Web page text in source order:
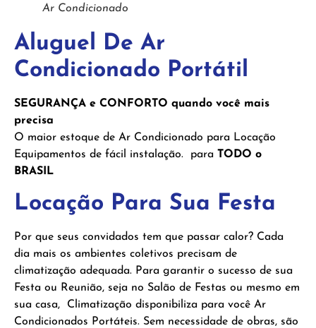
Ar Condicionado
Aluguel De Ar
Condicionado Portátil
SEGURANÇA e CONFORTO quando você mais
precisa
O maior estoque de Ar Condicionado para Locação
Equipamentos de fácil instalação. para TODO o
BRASIL
Locação Para Sua Festa
Por que seus convidados tem que passar calor? Cada
dia mais os ambientes coletivos precisam de
climatização adequada. Para garantir o sucesso de sua
Festa ou Reunião, seja no Salão de Festas ou mesmo em
sua casa, Climatização disponibiliza para você Ar
Condicionados Portáteis. Sem necessidade de obras, são